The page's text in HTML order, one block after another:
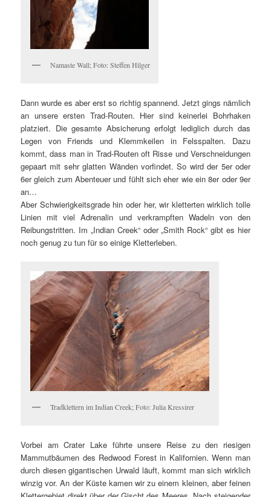
Namaste Wall; Foto: Steffen Hilger
Dann wurde es aber erst so richtig spannend. Jetzt gings nämlich
an unsere ersten Trad-Routen. Hier sind keinerlei Bohrhaken
platziert. Die gesamte Absicherung erfolgt lediglich durch das
Legen von Friends und Klemmkeilen in Felsspalten. Dazu
kommt, dass man in Trad-Routen oft Risse und Verschneidungen
gepaart mit sehr glatten Wänden vorfindet. So wird der 5er oder
6er gleich zum Abenteuer und fühlt sich eher wie ein 8er oder 9er
an…
Aber Schwierigkeitsgrade hin oder her, wir kletterten wirklich tolle
Linien mit viel Adrenalin und verkrampften Wadeln von den
Reibungstritten. Im „Indian Creek“ oder „Smith Rock“ gibt es hier
noch genug zu tun für so einige Kletterleben.
Tradklettern im Indian Creek; Foto: Julia Kressirer
Vorbei am Crater Lake führte unsere Reise zu den riesigen
Mammutbäumen des Redwood Forest in Kalifornien. Wenn man
durch diesen gigantischen Urwald läuft, kommt man sich wirklich
winzig vor. An der Küste kamen wir zu einem kleinen, aber feinen